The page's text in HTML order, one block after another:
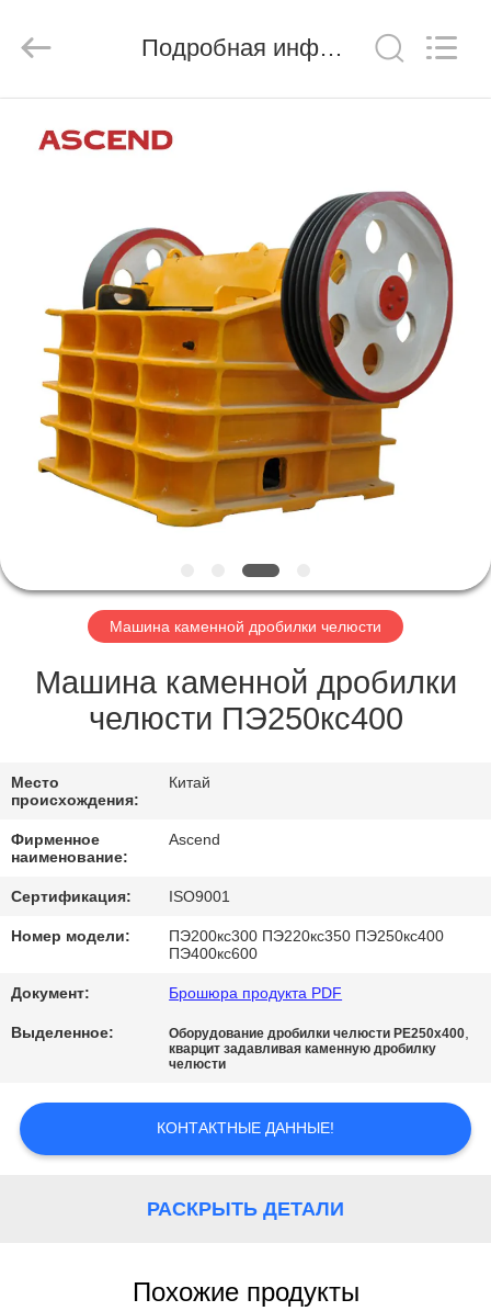
ПУТЕШЕСТВИЕ
ФАБРИКИ
ПРОВЕРКА
КАЧЕСТВА
СВЯЖИТЕСЬ
МЫ
СПРОСИТЕ
ЦИТАТУ
КАРТА
САЙТА
ПОЛИТИКА
КОНФИДЕНЦИАЛЬНОСТИ
Co.,
Reserved.
Подробная информация о продукте
Машина каменной дробилки челюсти
Машина каменной дробилки
челюсти ПЭ250кс400
Место
происхождения:
Китай
Фирменное
наименование:
Ascend
Сертификация: ISO9001
Номер модели:
ПЭ200кс300 ПЭ220кс350 ПЭ250кс400
ПЭ400кс600
Документ: Брошюра продукта PDF
Выделенное: Оборудование дробилки челюсти PE250x400,
кварцит задавливая каменную дробилку
челюсти
КОНТАКТНЫЕ ДАННЫЕ!
РАСКРЫТЬ ДЕТАЛИ
Похожие продукты